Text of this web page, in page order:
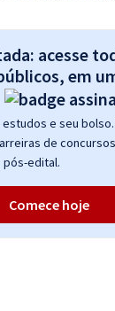
acesse
em
e seu bolso.
de
pós-edital.
Comece hoje